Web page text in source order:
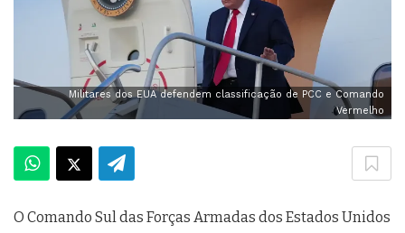
Militares dos EUA defendem classificação de PCC e Comando
Vermelho
O Comando Sul das Forças Armadas dos Estados Unidos